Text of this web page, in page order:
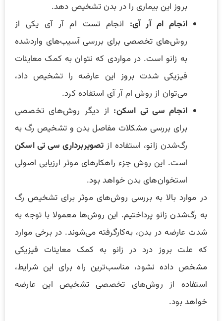
بروز این بیماری را در بدن تشخیص دهد.
انجام ام آر آی: انجام تست ام آر آی یکی از
روش‌های تخصصی برای بررسی آسیب‌های واردشده
به زانو است. در مواردی که نتوان به کمک معاینات
فیزیکی شدت بروز این عارضه را تشخیص داد،
می‌توان از روش ام آر آی استفاده کرد.
انجام سی تی اسکن: از دیگر روش‌های تخصصی
برای بررسی مشکلات مفاصل بدن و تشخیص رگ به
رگ‌شدن زانو، استفاده از تصویربرداری سی تی اسکن
است. این روش جزء راهکار‌های موثر ارزیابی اصولی
استخوان‌های بدن خواهد بود.
در موارد بالا به بررسی روش‌های موثر برای تشخیص رگ
به رگ‌شدن زانو پرداختیم. این روش‌ها معمولا با توجه به
شدت عارضه در بدن، به‌کارگرفته می‌شوند. در برخی موارد
که علت بروز درد در زانو به کمک معاینات فیزیکی
مشخص داده نشود، مناسب‌ترین راه برای این شرایط،
استفاده از روش‌های تخصصی تشخیص این عارضه
خواهد بود.